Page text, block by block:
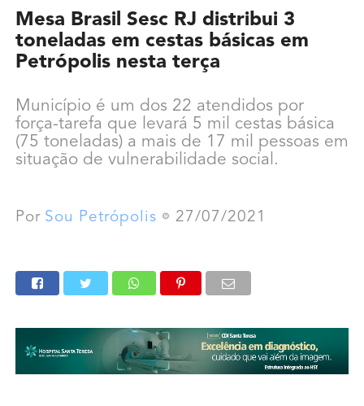
Mesa Brasil Sesc RJ distribui 3
toneladas em cestas básicas em
Petrópolis nesta terça
Município é um dos 22 atendidos por
força-tarefa que levará 5 mil cestas básica
(75 toneladas) a mais de 17 mil pessoas em
situação de vulnerabilidade social.
Por Sou Petrópolis 27/07/2021